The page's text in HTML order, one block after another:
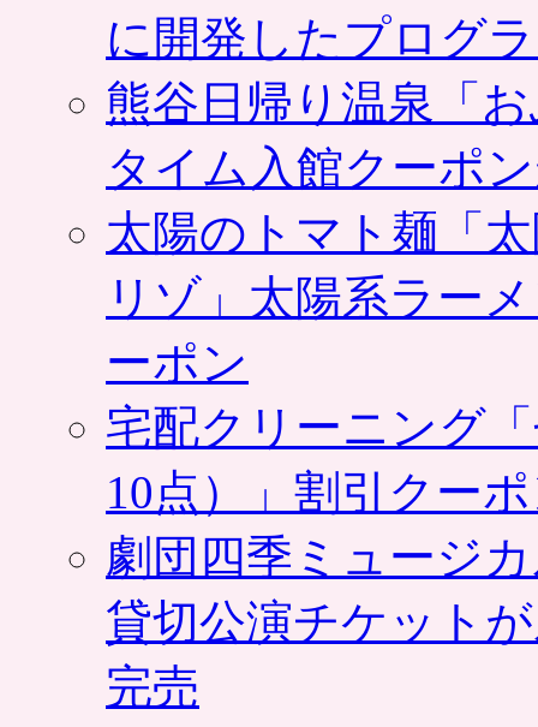
に開発したプログ
熊谷日帰り温泉「
タイム入館クーポ
太陽のトマト麺「
リゾ」太陽系ラー
ーポン
宅配クリーニング
10点）」割引クー
劇団四季ミュージ
貸切公演チケット
完売